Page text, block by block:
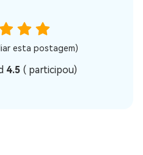
esta postagem)
4.5 ( participou)